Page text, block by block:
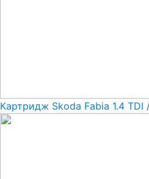
Картридж Skoda Fabia 1.4 TDI